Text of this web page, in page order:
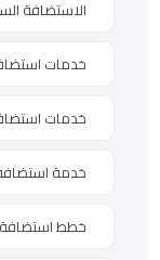
الاستضافة
خدمات
خدمات
خدمة
خطط